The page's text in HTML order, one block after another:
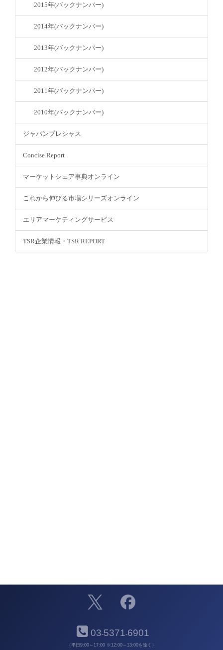
2015年(バックナンバー)
2014年(バックナンバー)
2013年(バックナンバー)
2012年(バックナンバー)
2011年(バックナンバー)
2010年(バックナンバー)
ジャパンプレシャス
Concise Report
マーケットシェア事典オンライン
これから伸びる市場シリーズオンライン
エリアマーケティングサービス
TSR企業情報・TSR REPORT
03-5371-6901
（平日9:00～17:00 ※12:00～13:00を除く）